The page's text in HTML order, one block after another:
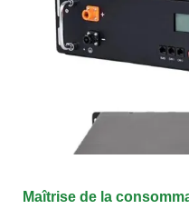
Maîtrise de la